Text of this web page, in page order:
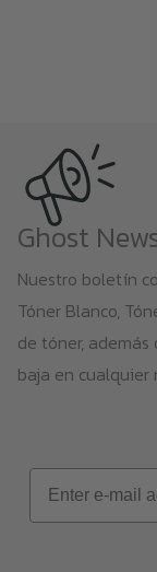
Ghost
Nuestro boletín
Tóner Blanco,
de tóner,
baja en cualquier
Email